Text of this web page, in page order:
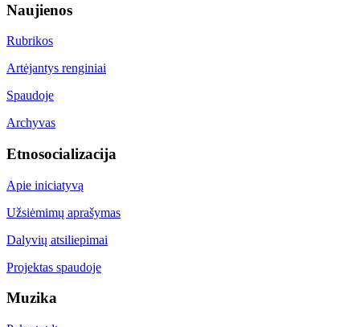
Naujienos
Rubrikos
Artėjantys renginiai
Spaudoje
Archyvas
Etnosocializacija
Apie iniciatyvą
Užsiėmimų aprašymas
Dalyvių atsiliepimai
Projektas spaudoje
Muzika